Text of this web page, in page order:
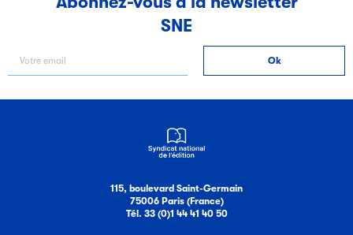
SNE
115, boulevard Saint-Germain
75006 Paris (France)
Tél. 33 (0)1 44 41 40 50
Filéas